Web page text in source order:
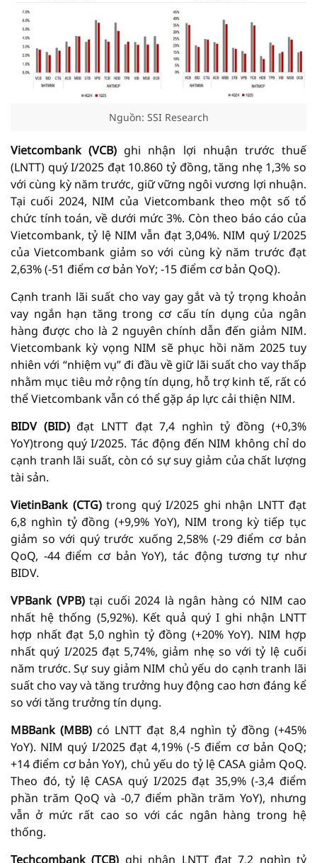
Nguồn: SSI Research
Vietcombank (VCB) ghi nhận lợi nhuận trước thuế
(LNTT) quý I/2025 đạt 10.860 tỷ đồng, tăng nhẹ 1,3% so
với cùng kỳ năm trước, giữ vững ngôi vương lợi nhuận.
Tại cuối 2024, NIM của Vietcombank theo một số tổ
chức tính toán, về dưới mức 3%. Còn theo báo cáo của
Vietcombank, tỷ lệ NIM vẫn đạt 3,04%. NIM quý I/2025
của Vietcombank giảm so với cùng kỳ năm trước đạt
2,63% (-51 điểm cơ bản YoY; -15 điểm cơ bản QoQ).
Cạnh tranh lãi suất cho vay gay gắt và tỷ trọng khoản
vay ngắn hạn tăng trong cơ cấu tín dụng của ngân
hàng được cho là 2 nguyên chính dẫn đến giảm NIM.
Vietcombank kỳ vọng NIM sẽ phục hồi năm 2025 tuy
nhiên với “nhiệm vụ” đi đầu về giữ lãi suất cho vay thấp
nhằm mục tiêu mở rộng tín dụng, hỗ trợ kinh tế, rất có
thể Vietcombank vẫn có thể gặp áp lực cải thiện NIM.
BIDV (BID)đạt LNTT đạt 7,4 nghìn tỷ đồng (+0,3%
YoY)trong quý I/2025. Tác động đến NIM không chỉ do
cạnh tranh lãi suất, còn có sự suy giảm của chất lượng
tài sản.
VietinBank (CTG)trong quý I/2025 ghi nhận LNTT đạt
6,8 nghìn tỷ đồng (+9,9% YoY), NIM trong kỳ tiếp tục
giảm so với quý trước xuống 2,58% (-29 điểm cơ bản
QoQ, -44 điểm cơ bản YoY), tác động tương tự như
BIDV.
VPBank (VPB) tại cuối 2024 là ngân hàng có NIM cao
nhất hệ thống (5,92%). Kết quả quý I ghi nhận LNTT
hợp nhất đạt 5,0 nghìn tỷ đồng (+20% YoY). NIM hợp
nhất quý I/2025 đạt 5,74%, giảm nhẹ so với tỷ lệ cuối
năm trước. Sự suy giảm NIM chủ yếu do cạnh tranh lãi
suất cho vay và tăng trưởng huy động cao hơn đáng kể
so với tăng trưởng tín dụng.
MBBank (MBB) có LNTT đạt 8,4 nghìn tỷ đồng (+45%
YoY). NIM quý I/2025 đạt 4,19% (-5 điểm cơ bản QoQ;
+14 điểm cơ bản YoY), chủ yếu do tỷ lệ CASA giảm QoQ.
Theo đó, tỷ lệ CASA quý I/2025 đạt 35,9% (-3,4 điểm
phần trăm QoQ và -0,7 điểm phần trăm YoY), nhưng
vẫn ở mức rất cao so với các ngân hàng trong hệ
thống.
Techcombank (TCB) ghi nhận LNTT đạt 7,2 nghìn tỷ